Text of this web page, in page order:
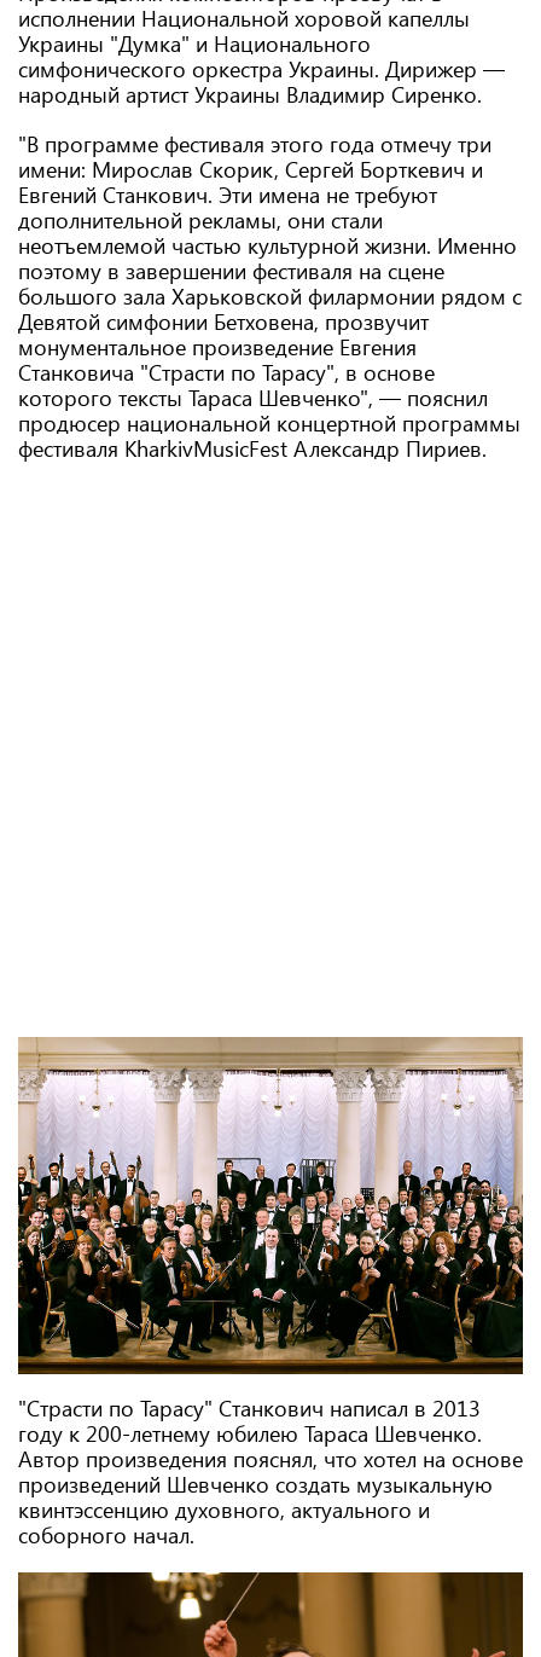
исполнении Национальной хоровой капеллы
Украины "Думка" и Национального
симфонического оркестра Украины. Дирижер —
народный артист Украины Владимир Сиренко.
"В программе фестиваля этого года отмечу три
имени: Мирослав Скорик, Сергей Борткевич и
Евгений Станкович. Эти имена не требуют
дополнительной рекламы, они стали
неотъемлемой частью культурной жизни. Именно
поэтому в завершении фестиваля на сцене
большого зала Харьковской филармонии рядом с
Девятой симфонии Бетховена, прозвучит
монументальное произведение Евгения
Станковича "Страсти по Тарасу", в основе
которого тексты Тараса Шевченко", — пояснил
продюсер национальной концертной программы
фестиваля KharkivMusicFest Александр Пириев.
"Страсти по Тарасу" Станкович написал в 2013
году к 200-летнему юбилею Тараса Шевченко.
Автор произведения пояснял, что хотел на основе
произведений Шевченко создать музыкальную
квинтэссенцию духовного, актуального и
соборного начал.